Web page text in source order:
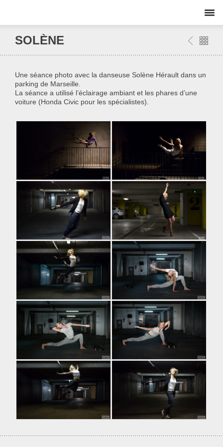
SOLÈNE
Une séance photo avec la danseuse Solène Hérault dans un
parking de Marseille.
La séance a utilisé l’éclairage ambiant et les phares d’une
voiture (Honda Civic pour les spécialistes).